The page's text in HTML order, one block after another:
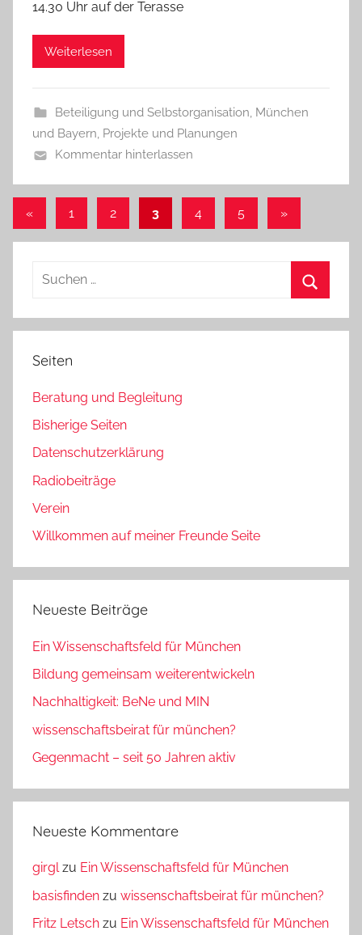
14.30 Uhr auf der Terasse
Weiterlesen
Beteiligung und Selbstorganisation, München
und Bayern, Projekte und Planungen
Kommentar hinterlassen
Seitennummerierung
der
Beiträge
«Vorherige
1 2 3 4 5
Nächste
»
Suchen
Seiten
Beratung und Begleitung
Bisherige Seiten
Datenschutzerklärung
Radiobeiträge
Verein
Willkommen auf meiner Freunde Seite
Neueste Beiträge
Ein Wissenschaftsfeld für München
Bildung gemeinsam weiterentwickeln
Nachhaltigkeit: BeNe und MIN
wissenschaftsbeirat für münchen?
Gegenmacht – seit 50 Jahren aktiv
Neueste Kommentare
girglzu Ein Wissenschaftsfeld für München
basisfinden zu wissenschaftsbeirat für münchen?
Fritz Letsch zu Ein Wissenschaftsfeld für München